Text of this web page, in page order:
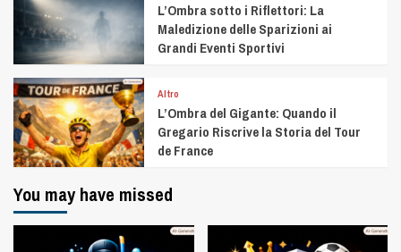
L’Ombra sotto i Riflettori: La
Maledizione delle Sparizioni ai
Grandi Eventi Sportivi
Altro
L’Ombra del Gigante: Quando il
Gregario Riscrive la Storia del Tour
de France
You may have missed